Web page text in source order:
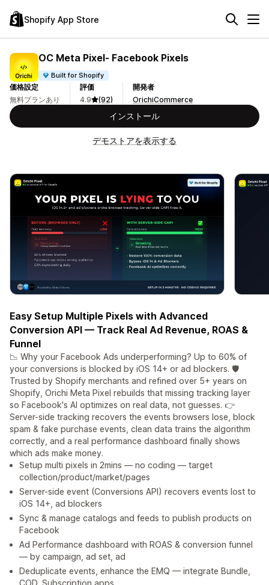
Shopify App Store
OC Meta Pixel‑ Facebook Pixels
Built for Shopify
価格設定
無料プランあり
評価
4.9
(92)
開発者
OrichiCommerce
インストール
デモストアを表示する
Easy Setup Multiple Pixels with Advanced
Conversion API — Track Real Ad Revenue, ROAS &
Funnel
📉 Why your Facebook Ads underperforming? Up to 60% of
your conversions is blocked by iOS 14+ or ad blockers. 🛡️
Trusted by Shopify merchants and refined over 5+ years on
Shopify, Orichi Meta Pixel rebuilds that missing tracking layer
so Facebook's AI optimizes on real data, not guesses. 👉
Server-side tracking recovers the events browsers lose, block
spam & fake purchase events, clean data trains the algorithm
correctly, and a real performance dashboard finally shows
which ads make money.
Setup multi pixels in 2mins — no coding — target
collection/product/market/pages
Server-side event (Conversions API) recovers events lost to
iOS 14+, ad blockers
Sync & manage catalogs and feeds to publish products on
Facebook
Ad Performance dashboard with ROAS & conversion funnel
— by campaign, ad set, ad
Deduplicate events, enhance the EMQ — integrate Bundle,